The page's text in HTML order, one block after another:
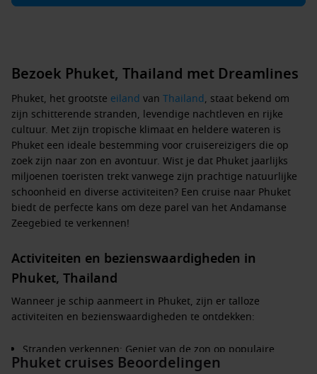
Bezoek Phuket, Thailand met Dreamlines
Phuket, het grootste eiland van Thailand, staat bekend om
zijn schitterende stranden, levendige nachtleven en rijke
cultuur. Met zijn tropische klimaat en heldere wateren is
Phuket een ideale bestemming voor cruisereizigers die op
zoek zijn naar zon en avontuur. Wist je dat Phuket jaarlijks
miljoenen toeristen trekt vanwege zijn prachtige natuurlijke
schoonheid en diverse activiteiten? Een cruise naar Phuket
biedt de perfecte kans om deze parel van het Andamanse
Zeegebied te verkennen!
Activiteiten en bezienswaardigheden in
Phuket, Thailand
Wanneer je schip aanmeert in Phuket, zijn er talloze
activiteiten en bezienswaardigheden te ontdekken:
Stranden verkennen: Geniet van de zon op populaire
stranden zoals Patong Beach, Kata Beach en Karon Beach.
Phuket cruises Beoordelingen